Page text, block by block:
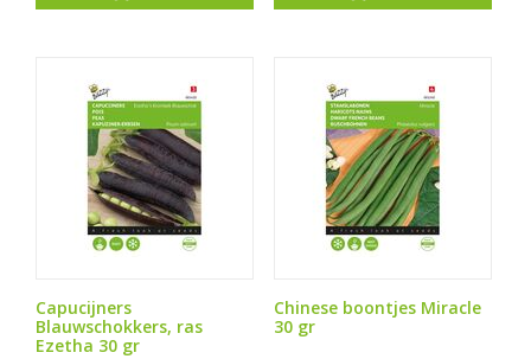
Capucijners
Blauwschokkers, ras
Ezetha 30 gr
Chinese boontjes Miracle
30 gr